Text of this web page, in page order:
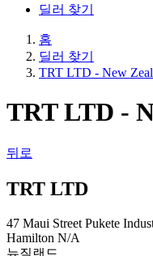
딜러 찾기
홈
딜러 찾기
TRT LTD - New
TRT LTD -
뒤로
TRT LTD
47 Maui Street Pukete
Hamilton N/A
뉴질랜드